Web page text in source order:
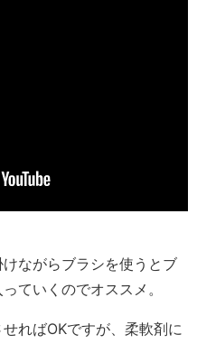
ながらブラシを使うとブ
ていくのでオススメ。
ればOKですが、柔軟剤に